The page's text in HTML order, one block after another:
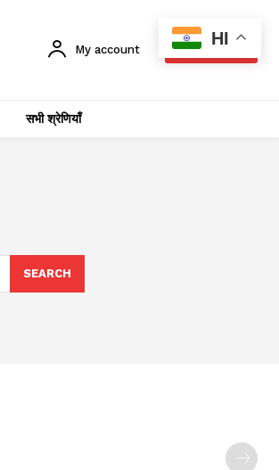
My account SUBSCRIBE
सभी श्रेणियाँ
SEARCH
HI